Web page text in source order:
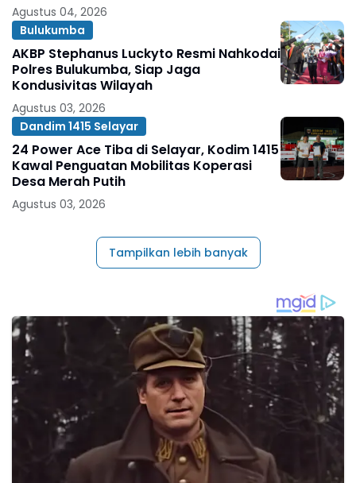
Agustus 04, 2026
Bulukumba
AKBP Stephanus Luckyto Resmi Nahkodai
Polres Bulukumba, Siap Jaga
Kondusivitas Wilayah
Agustus 03, 2026
Dandim 1415 Selayar
24 Power Ace Tiba di Selayar, Kodim 1415
Kawal Penguatan Mobilitas Koperasi
Desa Merah Putih
Agustus 03, 2026
Tampilkan lebih banyak